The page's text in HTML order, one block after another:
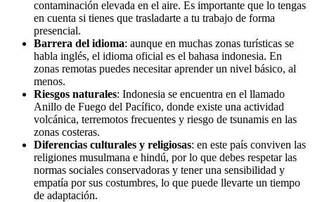
contaminación elevada en el aire. Es importante que lo tengas
en cuenta si tienes que trasladarte a tu trabajo de forma
presencial.
Barrera del idioma: aunque en muchas zonas turísticas se
habla inglés, el idioma oficial es el bahasa indonesia. En
zonas remotas puedes necesitar aprender un nivel básico, al
menos.
Riesgos naturales: Indonesia se encuentra en el llamado
Anillo de Fuego del Pacífico, donde existe una actividad
volcánica, terremotos frecuentes y riesgo de tsunamis en las
zonas costeras.
Diferencias culturales y religiosas: en este país conviven las
religiones musulmana e hindú, por lo que debes respetar las
normas sociales conservadoras y tener una sensibilidad y
empatía por sus costumbres, lo que puede llevarte un tiempo
de adaptación.